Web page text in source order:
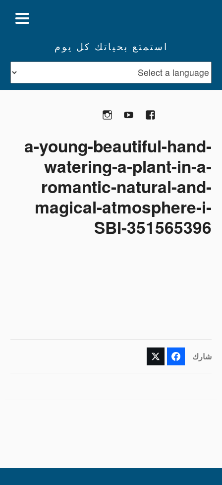
استمتع بحياتك كل يوم
تبرع Facebook
YouTube
a-young-beautiful-hand-
watering-a-plant-in-a-
romantic-natural-and-
magical-atmosphere-i-
SBI-351565396
شارك